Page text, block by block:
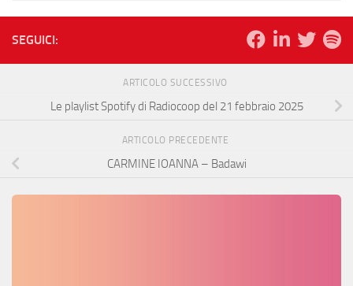
SEGUICI:
ARTICOLO SUCCESSIVO
Le playlist Spotify di Radiocoop del 21 febbraio 2025
ARTICOLO PRECEDENTE
CARMINE IOANNA – Badawi